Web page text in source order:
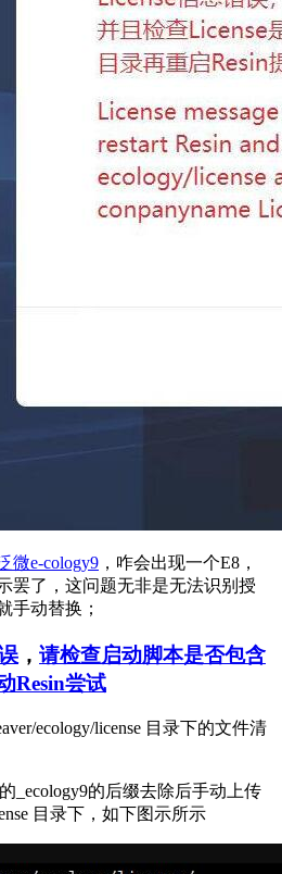
微e-cology9 ，咋会出现一个E8，
罢了，这问题无非是无法识别授
手动替换；
， 请检查启动脚本是否包含
Resin尝试
ecology/license 目录下的文件清
_ecology9的后缀去除后手动上传
目录下，如下图示所示